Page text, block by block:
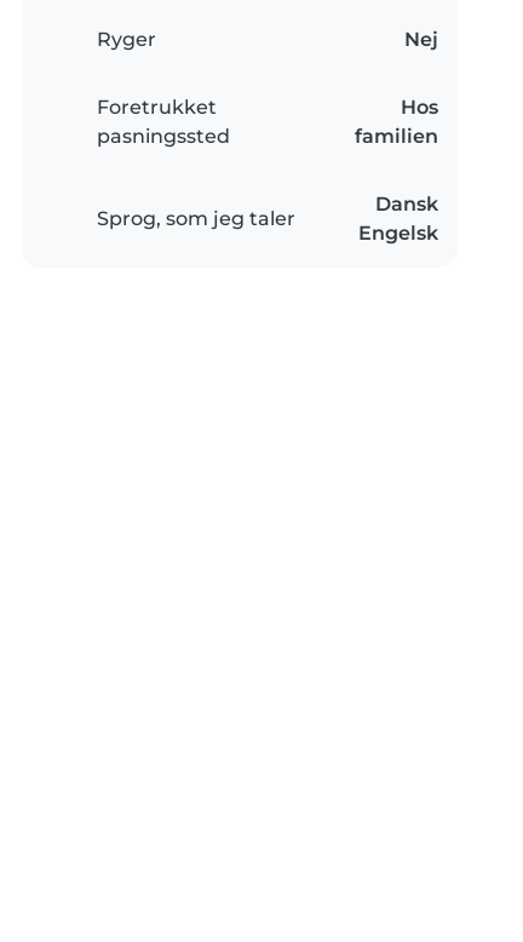
Ryger Nej
Foretrukket
pasningssted
Hos
familien
Sprog, som jeg taler
Dansk
Engelsk